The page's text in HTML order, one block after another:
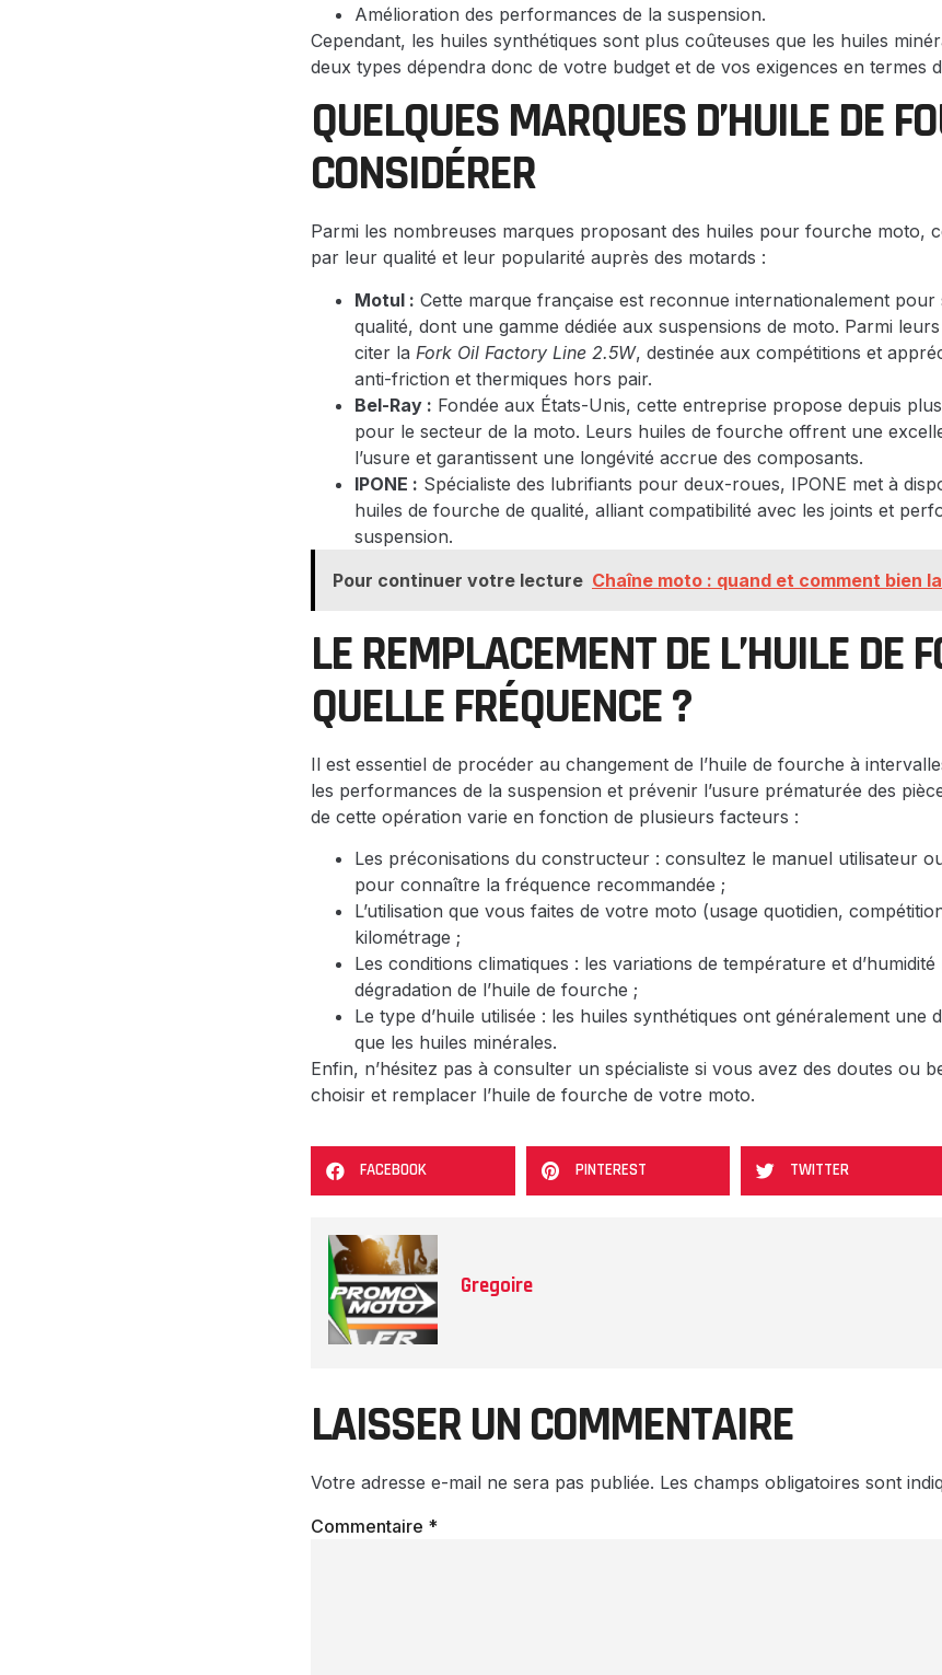
Amélioration des performances de la suspension.
Cependant, les huiles synthétiques sont plus coûteuses que les huiles
deux types dépendra donc de votre budget et de vos exigences en termes
QUELQUES MARQUES D’HUILE DE
CONSIDÉRER
Parmi les nombreuses marques proposant des huiles pour fourche moto,
par leur qualité et leur popularité auprès des motards :
Motul : Cette marque française est reconnue internationalement pour
qualité, dont une gamme dédiée aux suspensions de moto. Parmi
citer la Fork Oil Factory Line 2.5W, destinée aux compétitions et
anti-friction et thermiques hors pair.
Bel-Ray : Fondée aux États-Unis, cette entreprise propose depuis
pour le secteur de la moto. Leurs huiles de fourche offrent une
l’usure et garantissent une longévité accrue des composants.
IPONE : Spécialiste des lubrifiants pour deux-roues, IPONE met à
huiles de fourche de qualité, alliant compatibilité avec les joints et
suspension.
Pour continuer votre lecture Chaîne moto : quand et comment bien
LE REMPLACEMENT DE L’HUILE DE
QUELLE FRÉQUENCE ?
Il est essentiel de procéder au changement de l’huile de fourche à
les performances de la suspension et prévenir l’usure prématurée des
de cette opération varie en fonction de plusieurs facteurs :
Les préconisations du constructeur : consultez le manuel utilisateur
pour connaître la fréquence recommandée ;
L’utilisation que vous faites de votre moto (usage quotidien,
kilométrage ;
Les conditions climatiques : les variations de température et
dégradation de l’huile de fourche ;
Le type d’huile utilisée : les huiles synthétiques ont généralement une
que les huiles minérales.
Enfin, n’hésitez pas à consulter un spécialiste si vous avez des doutes ou
choisir et remplacer l’huile de fourche de votre moto.
FACEBOOK PINTEREST TWITTER
Gregoire
LAISSER UN COMMENTAIRE
Votre adresse e-mail ne sera pas publiée. Les champs obligatoires sont
Commentaire *